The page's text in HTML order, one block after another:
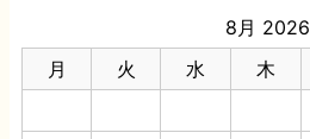
8月 2026
月
火 水 木